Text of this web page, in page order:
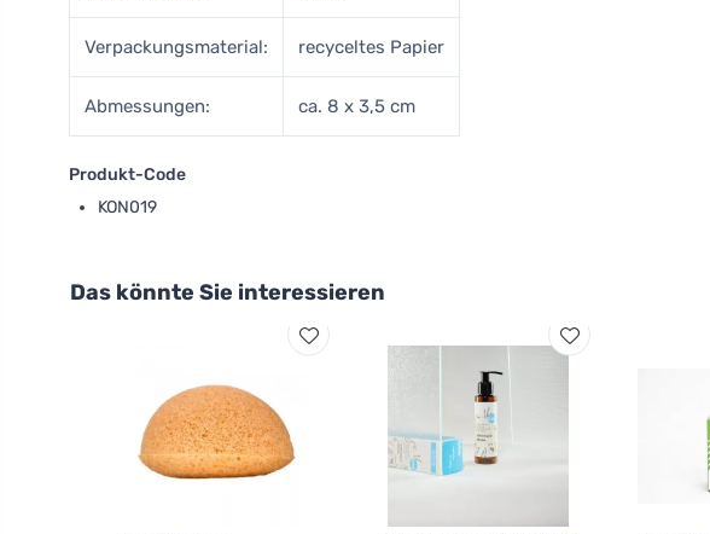
Verpackungsmaterial: recyceltes Papier
Abmessungen: ca. 8 x 3,5 cm
Produkt-Code
KON019
Das könnte Sie interessieren